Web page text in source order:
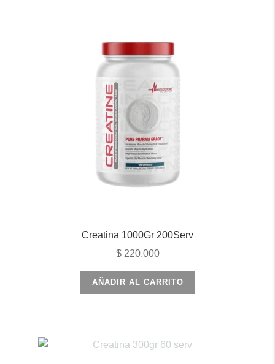
Creatina 1000Gr 200Serv
$220.000
AÑADIR AL CARRITO